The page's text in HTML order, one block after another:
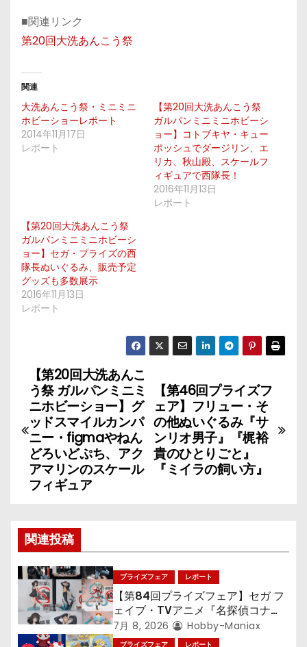
■関連リンク
第20回大洗あんこう祭
関連
大洗あんこう祭・ミニミニ
ホビーショーレポート
2014年11月17日
レポート
【第20回大洗あんこう祭
ガルパンミニミニホビーシ
ョー】コトブキヤ・キュー
ポッシュでダージリン、エ
リカ、秋山殿、スケールフ
ィギュアで西隊長！
2016年11月13日
レポート
【第20回大洗あんこう祭
ガルパンミニミニホビーシ
ョー】セガ・プライズの西
隊長ぬいぐるみ、販売予定
グッズも多数展示
2016年11月13日
レポート
投
稿
ナ
ビ
ゲ
ー
シ
ョ
ン
【第46回プライズフ
ェア】フリュー・そ
の他ぬいぐるみ『サ
ンリオ男子』『梶裕
貴のひとりごと』
『ミイラの飼い方』
【第20回大洗あんこ
う祭 ガルパンミニミ
ニホビーショー】グ
ッドスマイルカンパ
ニー・figmaやねん
どろいどぷち、アク
アマリンのスケール
フィギュア
関連投稿
プライズフェア レポート
【第84回プライズフェア】セガ フ
ェイブ・TVアニメ『名探偵コナ
ン』TVアニメ『呪術廻戦』『〈物
語〉シリーズ』「初音ミク」
7月 8, 2026 Hobby-Maniax
プライズフェア レポート